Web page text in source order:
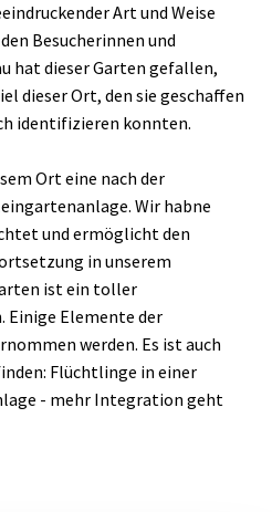
Art und Weise
Besucherinnen und
hat dieser Garten gefallen,
dieser Ort, den sie geschaffen
identifizieren konnten.
Ort eine nach der
Wir habne
und ermöglicht den
in unserem
ist ein toller
Einige Elemente der
werden. Es ist auch
Flüchtlinge in einer
- mehr Integration geht